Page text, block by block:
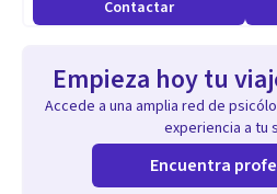
Contactar
Empieza hoy tu
Accede a una amplia red de
experiencia a tu
Encuentra